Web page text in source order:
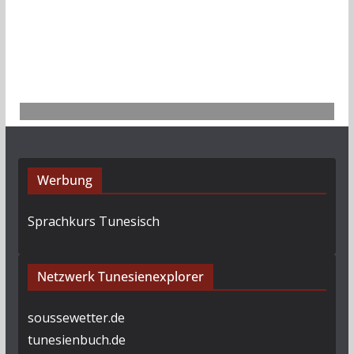
Werbung
Sprachkurs Tunesisch
Netzwerk Tunesienexplorer
soussewetter.de
tunesienbuch.de